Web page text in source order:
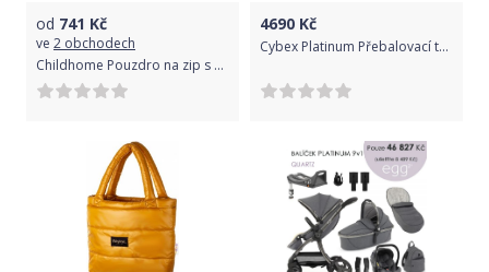
od 741 Kč
ve 2 obchodech
Childhome Pouzdro na zip s poutkem Off White Stripes Green/Red
4690 Kč
Cybex Platinum Přebalovací taška velká Khaki Green | khaki brown 2022